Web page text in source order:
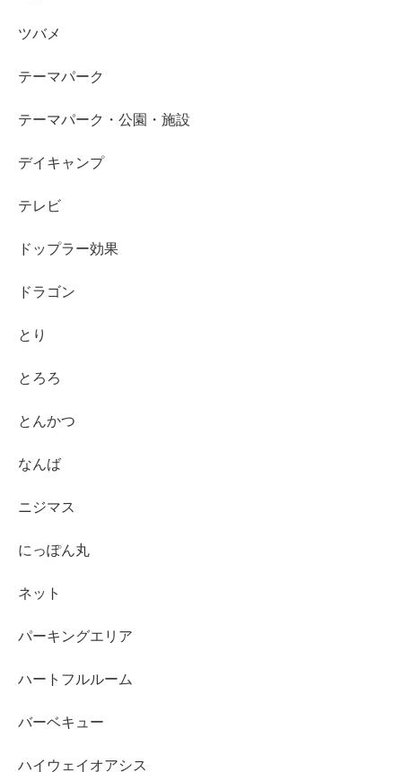
ツバメ
テーマパーク
テーマパーク・公園・施設
デイキャンプ
テレビ
ドップラー効果
ドラゴン
とり
とろろ
とんかつ
なんば
ニジマス
にっぽん丸
ネット
パーキングエリア
ハートフルルーム
バーベキュー
ハイウェイオアシス